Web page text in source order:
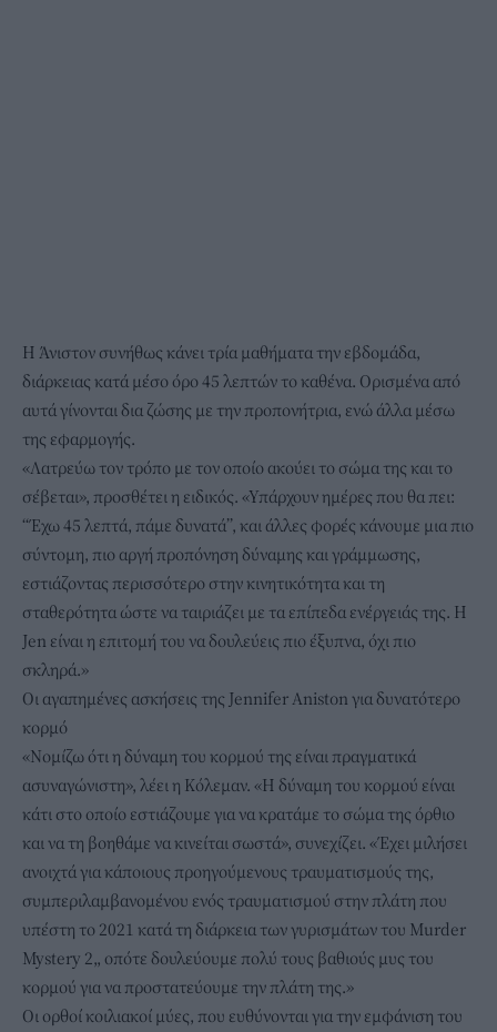
Η Άνιστον συνήθως κάνει τρία μαθήματα την εβδομάδα,
διάρκειας κατά μέσο όρο 45 λεπτών το καθένα. Ορισμένα από
αυτά γίνονται δια ζώσης με την προπονήτρια, ενώ άλλα μέσω
της εφαρμογής.
«Λατρεύω τον τρόπο με τον οποίο ακούει το σώμα της και το
σέβεται», προσθέτει η ειδικός. «Υπάρχουν ημέρες που θα πει:
“Έχω 45 λεπτά, πάμε δυνατά”, και άλλες φορές κάνουμε μια πιο
σύντομη, πιο αργή προπόνηση δύναμης και γράμμωσης,
εστιάζοντας περισσότερο στην κινητικότητα και τη
σταθερότητα ώστε να ταιριάζει με τα επίπεδα ενέργειάς της. Η
Jen είναι η επιτομή του να δουλεύεις πιο έξυπνα, όχι πιο
σκληρά.»
Οι αγαπημένες ασκήσεις της Jennifer Aniston για δυνατότερο
κορμό
«Νομίζω ότι η δύναμη του κορμού της είναι πραγματικά
ασυναγώνιστη», λέει η Κόλεμαν. «Η δύναμη του κορμού είναι
κάτι στο οποίο εστιάζουμε για να κρατάμε το σώμα της όρθιο
και να τη βοηθάμε να κινείται σωστά», συνεχίζει. «Έχει μιλήσει
ανοιχτά για κάποιους προηγούμενους τραυματισμούς της,
συμπεριλαμβανομένου ενός τραυματισμού στην πλάτη που
υπέστη το 2021 κατά τη διάρκεια των γυρισμάτων του Murder
Mystery 2,, οπότε δουλεύουμε πολύ τους βαθιούς μυς του
κορμού για να προστατεύουμε την πλάτη της.»
Οι ορθοί κοιλιακοί μύες, που ευθύνονται για την εμφάνιση του